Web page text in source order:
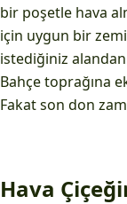
bir poşetle hava
için uygun bir
istediğiniz
Bahçe toprağına
Fakat son don
Hava